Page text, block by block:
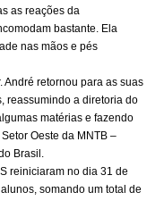
as reações da
bastante. Ela
nas mãos e pés
André retornou para as suas
reassumindo a diretoria do
matérias e fazendo
Oeste da MNTB –
Brasil.
reiniciaram no dia 31 de
somando um total de